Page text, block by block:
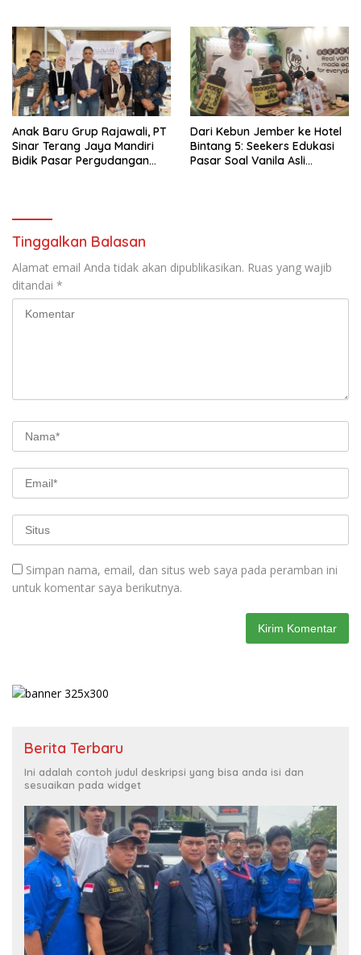
Anak Baru Grup Rajawali, PT
Sinar Terang Jaya Mandiri
Bidik Pasar Pergudangan
Dari Kebun Jember ke Hotel
Bintang 5: Seekers Edukasi
Pasar Soal Vanila Asli
Tinggalkan Balasan
Alamat email Anda tidak akan dipublikasikan. Ruas yang wajib
ditandai *
Simpan nama, email, dan situs web saya pada peramban ini
untuk komentar saya berikutnya.
Berita Terbaru
Ini adalah contoh judul deskripsi yang bisa anda isi dan
sesuaikan pada widget